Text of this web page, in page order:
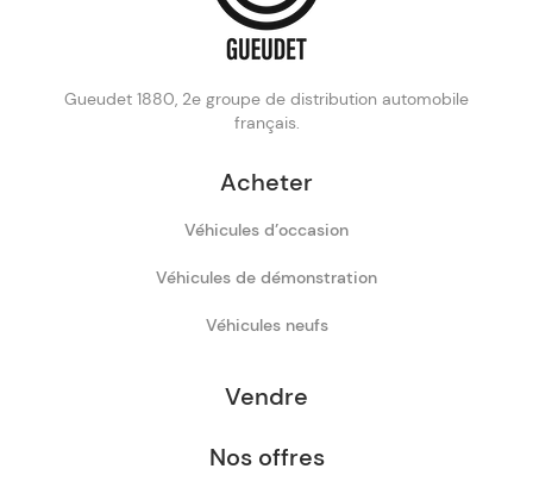
Gueudet 1880, 2e groupe de distribution automobile
français.
Acheter
Véhicules d’occasion
Véhicules de démonstration
Véhicules neufs
Vendre
Nos offres